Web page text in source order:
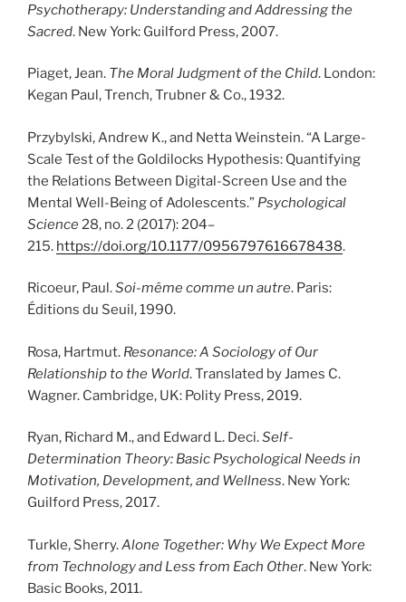
Psychotherapy: Understanding and Addressing the
Sacred. New York: Guilford Press, 2007.
Piaget, Jean. The Moral Judgment of the Child. London:
Kegan Paul, Trench, Trubner & Co., 1932.
Przybylski, Andrew K., and Netta Weinstein. “A Large-
Scale Test of the Goldilocks Hypothesis: Quantifying
the Relations Between Digital-Screen Use and the
Mental Well-Being of Adolescents.” Psychological
Science28, no. 2 (2017): 204–
215. https://doi.org/10.1177/0956797616678438.
Ricoeur, Paul.Soi-même comme un autre. Paris:
Éditions du Seuil, 1990.
Rosa, Hartmut. Resonance: A Sociology of Our
Relationship to the World. Translated by James C.
Wagner. Cambridge, UK: Polity Press, 2019.
Ryan, Richard M., and Edward L. Deci.Self-
Determination Theory: Basic Psychological Needs in
Motivation, Development, and Wellness. New York:
Guilford Press, 2017.
Turkle, Sherry.Alone Together: Why We Expect More
from Technology and Less from Each Other. New York:
Basic Books, 2011.